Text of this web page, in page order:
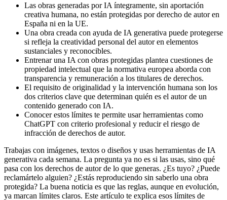
Las obras generadas por IA íntegramente, sin aportación
creativa humana, no están protegidas por derecho de autor en
España ni en la UE.
Una obra creada con ayuda de IA generativa puede protegerse
si refleja la creatividad personal del autor en elementos
sustanciales y reconocibles.
Entrenar una IA con obras protegidas plantea cuestiones de
propiedad intelectual que la normativa europea aborda con
transparencia y remuneración a los titulares de derechos.
El requisito de originalidad y la intervención humana son los
dos criterios clave que determinan quién es el autor de un
contenido generado con IA.
Conocer estos límites te permite usar herramientas como
ChatGPT con criterio profesional y reducir el riesgo de
infracción de derechos de autor.
Trabajas con imágenes, textos o diseños y usas herramientas de IA
generativa cada semana. La pregunta ya no es si las usas, sino qué
pasa con los derechos de autor de lo que generas. ¿Es tuyo? ¿Puede
reclamártelo alguien? ¿Estás reproduciendo sin saberlo una obra
protegida? La buena noticia es que las reglas, aunque en evolución,
ya marcan límites claros. Este artículo te explica esos límites de